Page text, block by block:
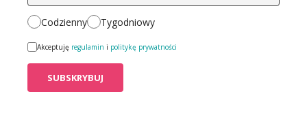
Codzienny Tygodniowy
Akceptuję regulamin i politykę prywatności